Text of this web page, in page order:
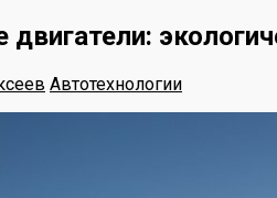
Автотехнологии